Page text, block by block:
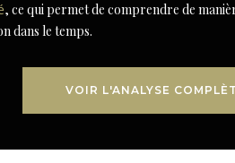
, ce qui permet de comprendre de
dans le temps.
VOIR L'ANALYSE